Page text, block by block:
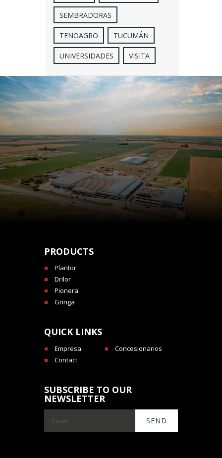
SEMBRADORAS
TENOAGRO TUCUMÁN
UNIVERSIDADES VISITA
PRODUCTS
Plantor
Drilor
Pionera
Gringa
QUICK LINKS
Empresa
Concesionarios
Contact
SUBSCRIBE TO OUR
NEWSLETTER